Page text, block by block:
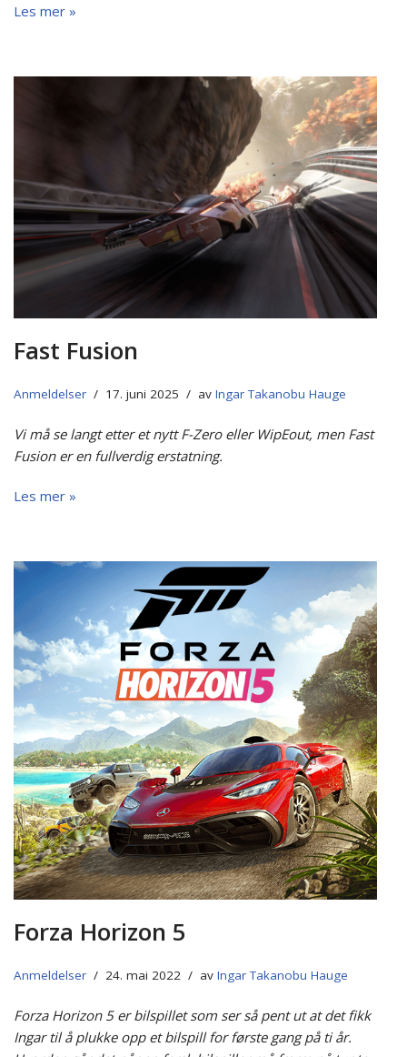
Les mer »
Fast Fusion
Anmeldelser 17. juni 2025 av Ingar Takanobu Hauge
Vi må se langt etter et nytt F-Zero eller WipEout, men Fast
Fusion er en fullverdig erstatning.
Les mer »
Forza Horizon 5
Anmeldelser 24. mai 2022 av Ingar Takanobu Hauge
Forza Horizon 5 er bilspillet som ser så pent ut at det fikk
Ingar til å plukke opp et bilspill for første gang på ti år.